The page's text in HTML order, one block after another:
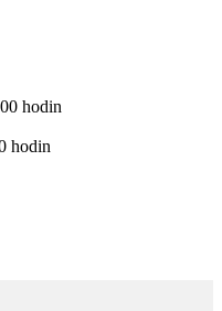
hodin
hodin